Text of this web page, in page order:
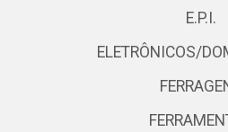
E.P.I.
ELETRÔNICOS/